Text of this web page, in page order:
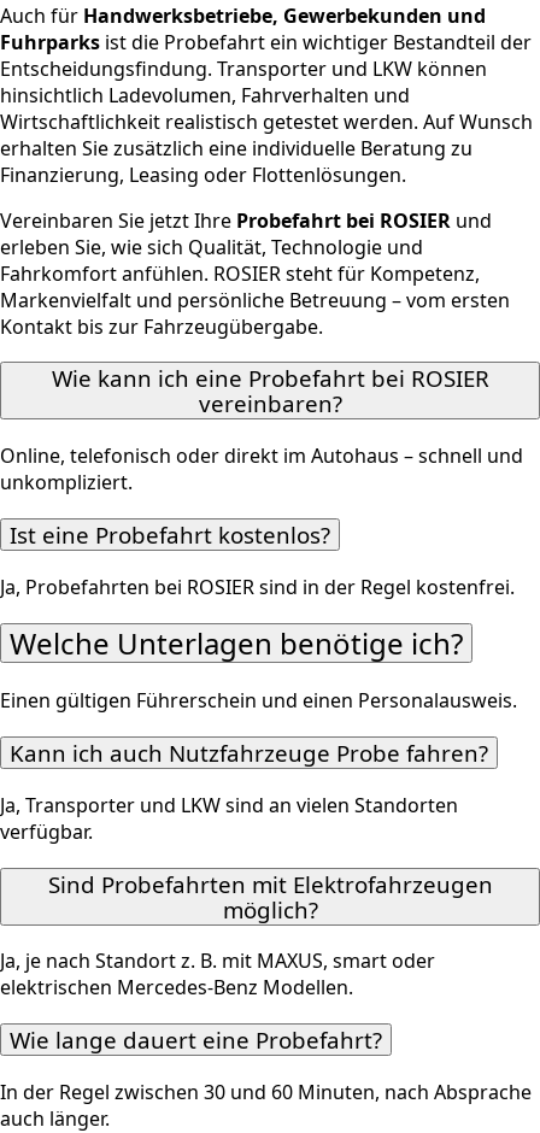
Auch für Handwerksbetriebe, Gewerbekunden und
Fuhrparks ist die Probefahrt ein wichtiger Bestandteil der
Entscheidungsfindung. Transporter und LKW können
hinsichtlich Ladevolumen, Fahrverhalten und
Wirtschaftlichkeit realistisch getestet werden. Auf Wunsch
erhalten Sie zusätzlich eine individuelle Beratung zu
Finanzierung, Leasing oder Flottenlösungen.
Vereinbaren Sie jetzt Ihre Probefahrt bei ROSIER und
erleben Sie, wie sich Qualität, Technologie und
Fahrkomfort anfühlen. ROSIER steht für Kompetenz,
Markenvielfalt und persönliche Betreuung – vom ersten
Kontakt bis zur Fahrzeugübergabe.
Wie kann ich eine Probefahrt bei ROSIER
vereinbaren?
Online, telefonisch oder direkt im Autohaus – schnell und
unkompliziert.
Ist eine Probefahrt kostenlos?
Ja, Probefahrten bei ROSIER sind in der Regel kostenfrei.
Welche Unterlagen benötige ich?
Einen gültigen Führerschein und einen Personalausweis.
Kann ich auch Nutzfahrzeuge Probe fahren?
Ja, Transporter und LKW sind an vielen Standorten
verfügbar.
Sind Probefahrten mit Elektrofahrzeugen
möglich?
Ja, je nach Standort z. B. mit MAXUS, smart oder
elektrischen Mercedes-Benz Modellen.
Wie lange dauert eine Probefahrt?
In der Regel zwischen 30 und 60 Minuten, nach Absprache
auch länger.